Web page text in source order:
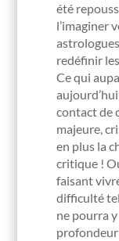
été
l’imaginer
redéfinir
Ce qui
contact de
majeure,
en plus la
critique !
faisant
difficulté
ne pourra